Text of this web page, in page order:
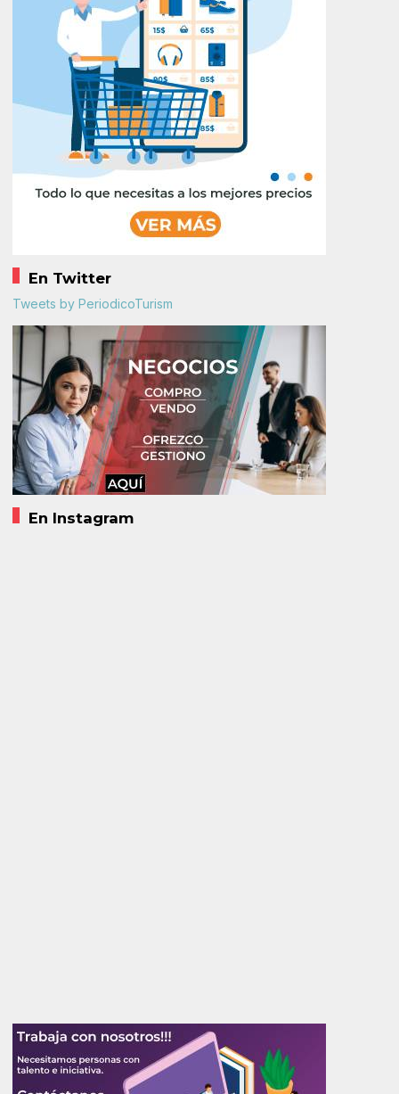
En Twitter
Tweets by PeriodicoTurism
En Instagram